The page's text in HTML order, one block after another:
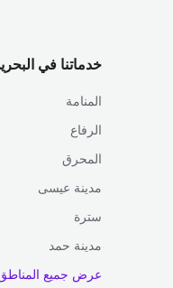
خدماتنا في
المنامة
الرفاع
المحرق
مدينة عيسى
سترة
مدينة حمد
عرض جميع